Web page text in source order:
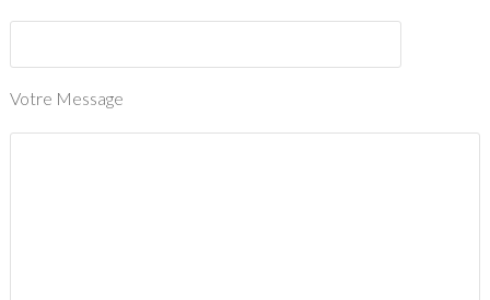
Votre Message